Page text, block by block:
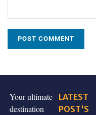
Your ultimate
destination
LATEST
POST'S